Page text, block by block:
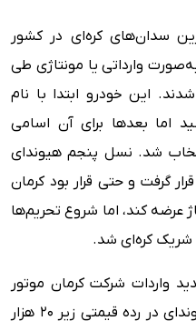
سدان‌های کره‌ای در کشور
وارداتی یا مونتاژی طی
این خودرو ابتدا با نام
اما بعدها برای آن اسامی
شد. نسل پنجم هیوندای
رونمایی قرار گرفت و حتی قرار بود کرمان
عرضه کند، اما شروع تحریم‌ها
شریک کره‌ای شد.
واردات شرکت کرمان موتور
قصد دارد محصولات اقتصادی هیوندای در رده قیمتی زیر ۲۰ هزار